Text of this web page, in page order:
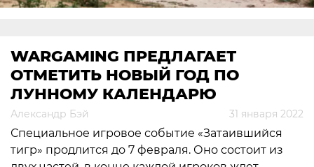
WARGAMING ПРЕДЛАГАЕТ
ОТМЕТИТЬ НОВЫЙ ГОД ПО
ЛУННОМУ КАЛЕНДАРЮ
Александр Бэй 31 января 2022
Специальное игровое событие «Затаившийся
тигр» продлится до 7 февраля. Оно состоит из